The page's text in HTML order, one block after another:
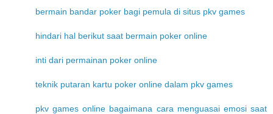
bermain bandar poker bagi pemula di situs pkv games
hindari hal berikut saat bermain poker online
inti dari permainan poker online
teknik putaran kartu poker online dalam pkv games
pkv games online bagaimana cara menguasai emosi saat